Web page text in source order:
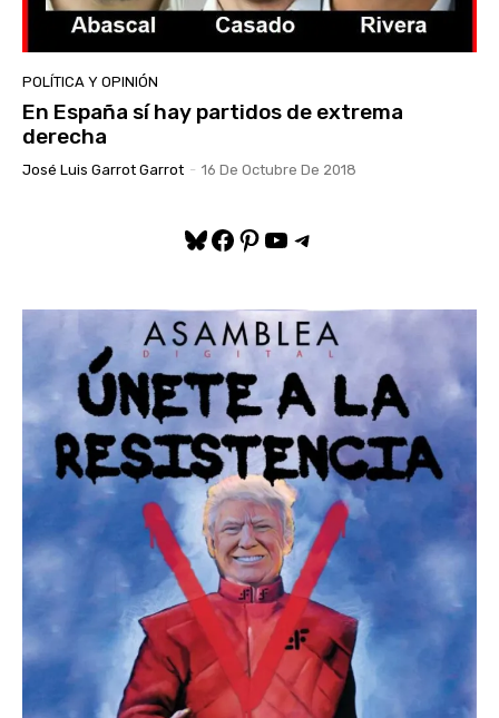
POLÍTICA Y OPINIÓN
En España sí hay partidos de extrema
derecha
José Luis Garrot Garrot - 16 De Octubre De 2018
Bluesky
Facebook
Pinterest
YouTube
Telegram